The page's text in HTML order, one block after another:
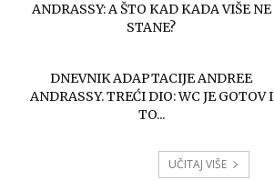
ANDRASSY: A ŠTO KAD KADA VIŠE NE
STANE?
DNEVNIK ADAPTACIJE ANDREE
ANDRASSY. TREĆI DIO: WC JE GOTOV I
TO...
UČITAJ VIŠE